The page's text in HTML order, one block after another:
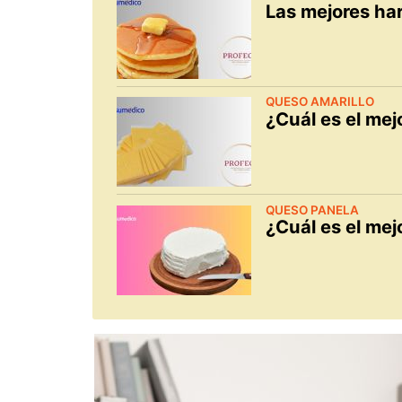
Las mejores
QUESO AMARILLO
¿Cuál es el
QUESO PANELA
¿Cuál es el